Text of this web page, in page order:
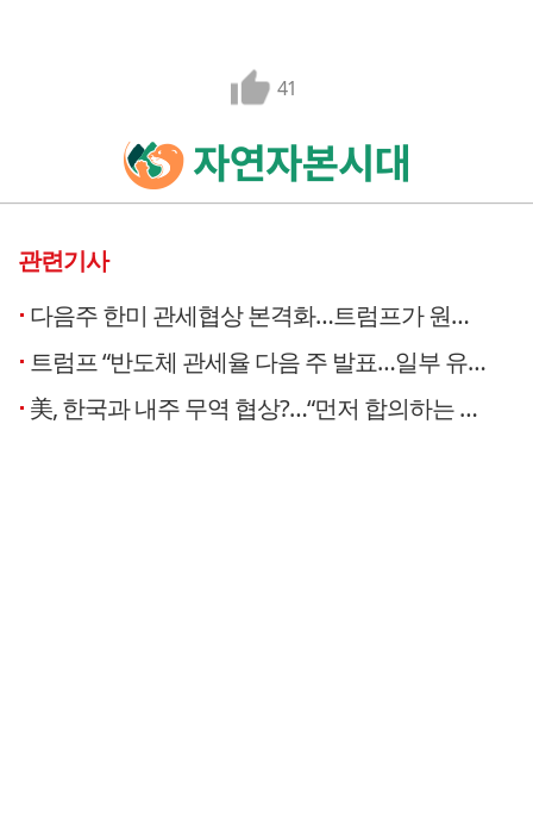
41
관련기사
다음주 한미 관세협상 본격화…트럼프가 원하는 ‘원스톱 쇼핑’ 나올까
트럼프 “반도체 관세율 다음 주 발표…일부 유연성 있을 것”
美, 한국과 내주 무역 협상?…“먼저 합의하는 국가가 유리”